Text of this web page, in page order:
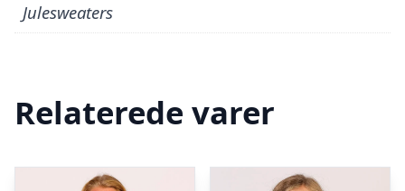
Julesweaters
Relaterede varer